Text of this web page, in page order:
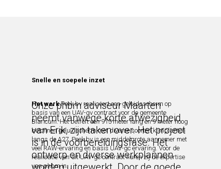
Snelle en soepele inzet
Onze phbm adviseur Maarten
neemt vanwege korte afwezigheid
van Erik, zijn taken over. Het project
is in de voorbereidingsfase. Het
ontwerp en diverse werkplannen
Het werkPeek bv realiseert een geluidsscherm op
basis van een UAV-gv contract voor de gemeente
Blaricum. Het betreft een 915 meter lang en 9 meter hoog
betonnen geluidscherm met diverse soorten klimplanten
langs de A27. Peek bv is een middelgrote aannemer met
veel RAW-ervaring en basis UAV-gc ervaring. Voor de
realisatie van dit UAV-gc contract huren zij de expertise
van phbm in.